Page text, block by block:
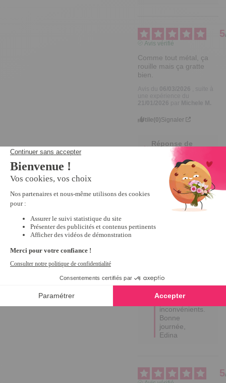
5
Avis vérifié
Comme tout métal, ça
rouille mais ça gratte
bien.
Utile(0)Signaler
Réponse de
tempsl.fr
Bonjour
Michele,
Merci
beaucoup
pour votre
retour positif !
même si le
effectivement
avoir ses
inconvénients.
Bonne
journée,
Edina
5